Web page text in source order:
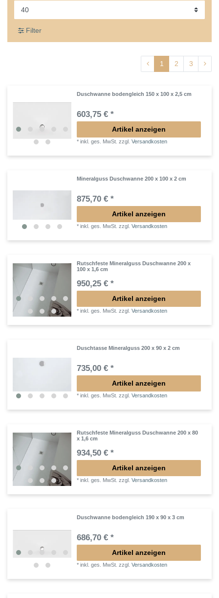
Filter
1 2 3
Duschwanne bodengleich 150 x 100 x 2,5 cm
603,75 € *
Artikel anzeigen
*inkl. ges. MwSt. zzgl.Versandkosten
Mineralguss Duschwanne 200 x 100 x 2 cm
875,70 € *
Artikel anzeigen
*inkl. ges. MwSt. zzgl.Versandkosten
Rutschfeste Mineralguss Duschwanne 200 x
100 x 1,6 cm
950,25 € *
Artikel anzeigen
*inkl. ges. MwSt. zzgl.Versandkosten
Duschtasse Mineralguss 200 x 90 x 2 cm
735,00 € *
Artikel anzeigen
*inkl. ges. MwSt. zzgl.Versandkosten
Rutschfeste Mineralguss Duschwanne 200 x 80
x 1,6 cm
934,50 € *
Artikel anzeigen
*inkl. ges. MwSt. zzgl.Versandkosten
Duschwanne bodengleich 190 x 90 x 3 cm
686,70 € *
Artikel anzeigen
*inkl. ges. MwSt. zzgl.Versandkosten